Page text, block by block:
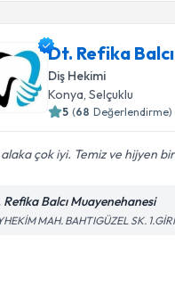
Dt. Refika Balcı
Diş Hekimi
Konya, Selçuklu
5 (68 Değerlendirme)
çok iyi. Temiz ve hijyen
Refika Balcı Muayenehanesi
MAH. BAHTIGÜZEL SK.